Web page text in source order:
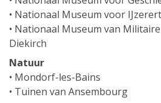
• Nationaal Museum voor
• Nationaal Museum van
Diekirch
Natuur
• Mondorf-les-Bains
• Tuinen van Ansembourg